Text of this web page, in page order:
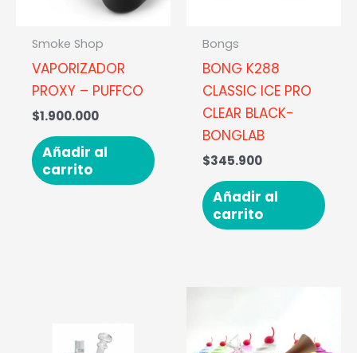
Smoke Shop
VAPORIZADOR
PROXY – PUFFCO
$1.900.000
Añadir al
carrito
Bongs
BONG K288
CLASSIC ICE PRO
CLEAR BLACK-
BONGLAB
$345.900
Añadir al
carrito